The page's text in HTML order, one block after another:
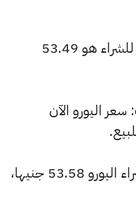
بنك الكويت الوطني: سعر اليورو للشراء هو 53.49
اليورو الآن
بنك الاستثمار العربي: بلغ سعر شراء اليورو 53.58 جنيها،